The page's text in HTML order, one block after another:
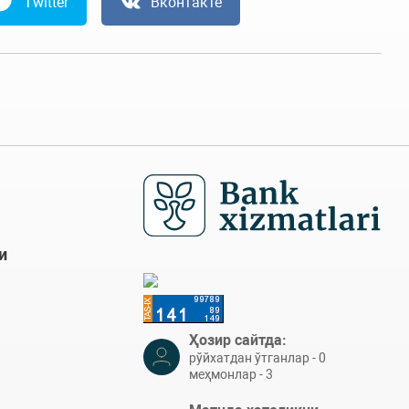
Ҳозир сайтда:
рўйхатдан ўтганлар - 0
меҳмонлар - 3